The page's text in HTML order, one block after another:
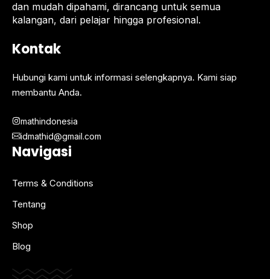
dan mudah dipahami, dirancang untuk semua
kalangan, dari pelajar hingga profesional.
Kontak
Hubungi kami untuk informasi selengkapnya. Kami siap
membantu Anda.
mathindonesia
idmathid@gmail.com
Navigasi
Terms & Conditions
Tentang
Shop
Blog